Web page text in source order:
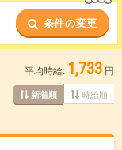
件で絞り込んでいただ
条件の変更
平均時給: 1,733 円
新着順 時給順